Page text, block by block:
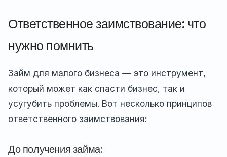
Ответственное заимствование: что
нужно помнить
Займ для малого бизнеса — это инструмент,
который может как спасти бизнес, так и
усугубить проблемы. Вот несколько принципов
ответственного заимствования:
До получения займа: